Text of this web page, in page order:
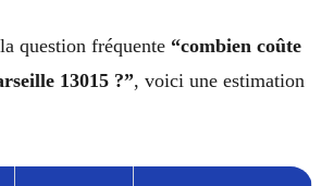
question fréquente “combien coûte
13015 ?”, voici une estimation